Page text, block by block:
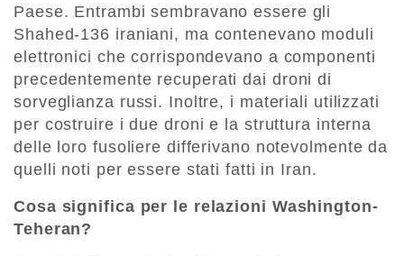
Paese. Entrambi sembravano essere gli
Shahed-136 iraniani, ma contenevano moduli
elettronici che corrispondevano a componenti
precedentemente recuperati dai droni di
sorveglianza russi. Inoltre, i materiali utilizzati
per costruire i due droni e la struttura interna
delle loro fusoliere differivano notevolmente da
quelli noti per essere stati fatti in Iran.
Cosa significa per le relazioni Washington-
Teheran?